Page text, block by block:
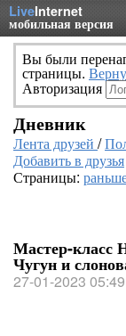
LiveInternet
мобильная версия
Вы были
страницы.
Авторизация
Дневник
Лента друзей /
Добавить в друзья
Страницы:
Мастер-класс
Чугун и
27-01-2023 05:49